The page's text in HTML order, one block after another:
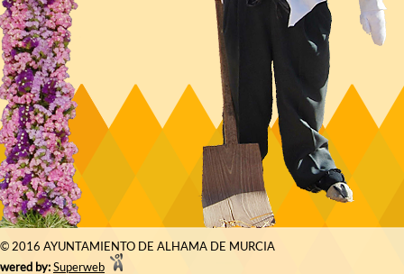
© 2016 AYUNTAMIENTO DE ALHAMA DE MURCIA
by:Superweb